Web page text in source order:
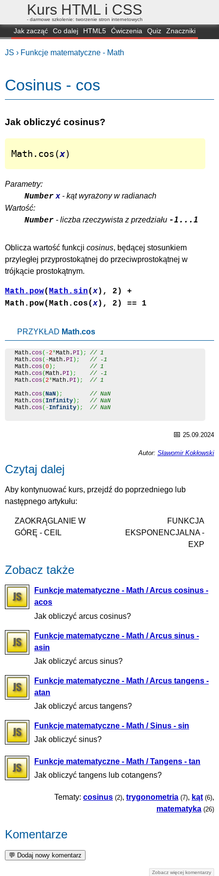
Kurs HTML i CSS
- darmowe szkolenie: tworzenie stron internetowych
Jak zacząć Co dalej HTML5 Ćwiczenia Quiz
Znaczniki
JS › Funkcje matematyczne - Math
Cosinus - cos
Jak obliczyć cosinus?
Math.cos(x)
Parametry:
Number x- kąt wyrażony w radianach
Wartość:
Number - liczba rzeczywista z przedziału -1...1
Oblicza wartość funkcji cosinus, będącej stosunkiem
przyległej przyprostokątnej do przeciwprostokątnej w
trójkącie prostokątnym.
Math.pow( Math.sin(x), 2) +
Math.pow(Math.cos(x), 2) == 1
PRZYKŁAD Math.cos
Math .cos( -2*Math . PI ) ;
// 1
Math .cos( -Math . PI ) ;
// -1
Math .cos(0 ) ;
// 1
Math .cos(Math . PI ) ;
// -1
Math .cos(2*Math . PI ) ;
// 1
Math .cos(NaN ) ;
// NaN
Math .cos( Infinity ) ;
// NaN
Math .cos( -Infinity ) ; // NaN
📅 25.09.2024
Autor: Sławomir Kokłowski
Czytaj dalej
Aby kontynuować kurs, przejdź do poprzedniego lub
następnego artykułu:
ZAOKRĄGLANIE W
GÓRĘ - CEIL
FUNKCJA
EKSPONENCJALNA -
EXP
Zobacz także
Funkcje matematyczne - Math / Arcus cosinus -
acos
Jak obliczyć arcus cosinus?
Funkcje matematyczne - Math / Arcus sinus -
asin
Jak obliczyć arcus sinus?
Funkcje matematyczne - Math / Arcus tangens -
atan
Jak obliczyć arcus tangens?
Funkcje matematyczne - Math / Sinus - sin
Jak obliczyć sinus?
Funkcje matematyczne - Math / Tangens - tan
Jak obliczyć tangens lub cotangens?
Tematy: cosinus (2), trygonometria (7), kąt (6),
matematyka (26)
Komentarze
Zobacz więcej komentarzy